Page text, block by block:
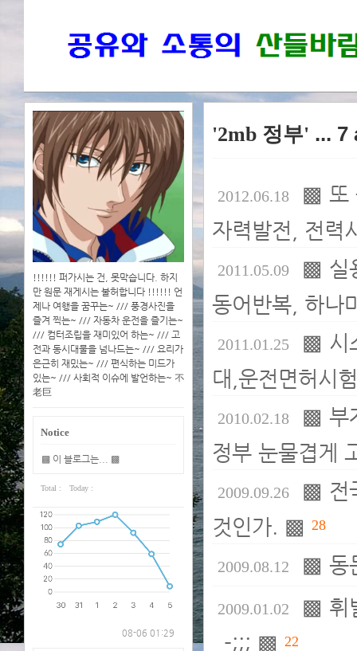
!!!!!! 퍼가시는 건, 못막습니다. 하지
만 원문 재게시는 불허합니다 !!!!!! 언
제나 여행을 꿈꾸는~ /// 풍경사진을
즐겨 찍는~ /// 자동차 운전을 즐기는~
/// 컴터조립을 재미있어 하는~ /// 고
전과 동시대물을 넘나드는~ /// 요리가
은근히 재밌는~ /// 편식하는 미드가
있는~ /// 사회적 이슈에 발언하는~ 不
老巨
Notice
▩ 이 블로그는... ▩
Total : Today :
08-06 01:29
'2mb 정부' ... 7
2012.06.18 ▩ 또
자력발전, 전력
2011.05.09 ▩ 실
동어반복, 하나
2011.01.25 ▩ 시
대,운전면허시
2010.02.18 ▩ 부
정부 눈물겹게
2009.09.26 ▩ 전
것인가. ▩ 28
2009.08.12 ▩ 동
2009.01.02 ▩ 휘
_-;;; ▩ 22